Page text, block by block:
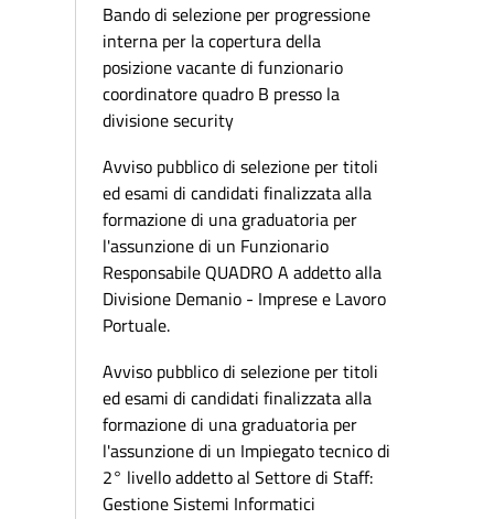
Bando di selezione per progressione
interna per la copertura della
posizione vacante di funzionario
coordinatore quadro B presso la
divisione security
Avviso pubblico di selezione per titoli
ed esami di candidati finalizzata alla
formazione di una graduatoria per
l'assunzione di un Funzionario
Responsabile QUADRO A addetto alla
Divisione Demanio - Imprese e Lavoro
Portuale.
Avviso pubblico di selezione per titoli
ed esami di candidati finalizzata alla
formazione di una graduatoria per
l'assunzione di un Impiegato tecnico di
2° livello addetto al Settore di Staff:
Gestione Sistemi Informatici